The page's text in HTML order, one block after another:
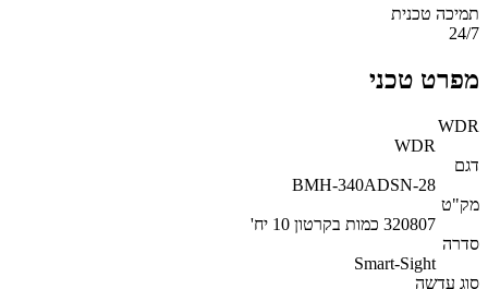
תמיכה טכנית
24/7
מפרט טכני
WDR
WDR
דגם
BMH-340ADSN-28
מק"ט
320807 כמות בקרטון 10 יח'
סדרה
Smart-Sight
סוג עדשה